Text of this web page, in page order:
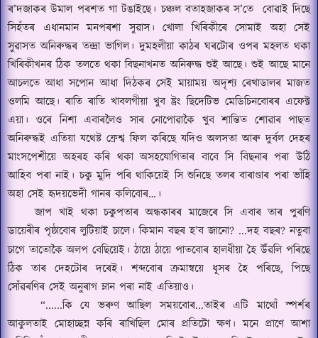
ৰ’দজাকৰ উমাল পৰশত গা টঙাইছে। চঞ্চল বতাহজাকৰ স’তে বোৱাই দিছে
সিহঁতৰ এধানমান মনপৰশা সুৱাস। খোলা খিৰিকীৰে সোমাই অহা সেই
সুৱাসত অনিৰুদ্ধৰ তন্দ্রা ভাগিল। দুমহলীয়া কাঠৰ ঘৰটোৰ ওপৰ মহলত থকা
খিৰিকীখনৰ ঠিক তলতে থকা বিছনাখনত অনিৰুদ্ধ শুই আছে। শুই আছে মানে
আচলতে আধা সপোন আধা দিঠকৰ সেই মায়াময় অদৃশ্য ৰেখাডালৰ মাজত
ওলমি আছে। ৰাতি ৰাতি খাবলগীয়া খুব ষ্ট্ৰং ছিদেটিভ মেডিচিনবোৰৰ এফেক্ট
এয়া। ওৰে নিশা এবাৰলৈও সাৰ নোপোৱাকৈ খুব শান্তিত শোৱাৰ পাছত
অনিৰুদ্ধই এতিয়া যথেষ্ট ফ্রেশ্ব ফিল কৰিছে যদিও অলসতা আৰু দুর্বল দেহৰ
মাংসপেশীয়ে অহৰহ কৰি থকা অসহযোগিতাৰ বাবে সি বিছনাৰ পৰা উঠি
আহিব পৰা নাই। চকু মুদি পৰি থাকিয়েই সি শুনিছে তলৰ বাৰাণ্ডাৰ পৰা ভাঁহি
অহা সেই হৃদয়ভেদী গানৰ কলিবোৰ…।
জাপ খাই থকা চকুপতাৰ অন্ধকাৰৰ মাজেৰে সি এবাৰ তাৰ পুৰণি
ডায়েৰীৰ পৃষ্ঠাবোৰ লুটিয়াই চালে। কিমান বছৰ হ’ব জানো? ...দহ বছৰ?নতুবা
চাগে তাতোকৈ অলপ বেছিয়েই। ঠায়ে ঠায়ে পাতবোৰ হালধীয়া হৈ উঁৱলি পৰিছে
ঠিক তাৰ দেহটোৰ দৰেই। শব্দবোৰ ক্রমান্বয়ে ধূসৰ হৈ পৰিছে,পিছে
সোঁৱৰণিৰ সেই অনুৰাগ ম্লান পৰা নাই এতিয়াও।
“......কি যে ভৰুণ আছিল সময়বোৰ...তাইৰ এটি মাথোঁ স্পর্শৰ
আকুলতাই মোহাচ্ছন্ন কৰি ৰাখিছিল মোৰ প্রতিটো ক্ষণ। মনে প্রাণে আশা